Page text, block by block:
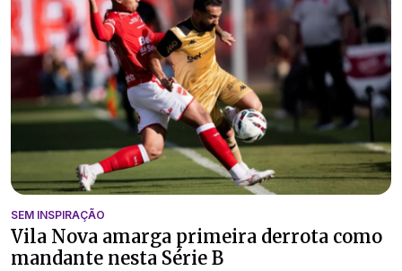
SEM INSPIRAÇÃO
Vila Nova amarga primeira derrota como
mandante nesta Série B